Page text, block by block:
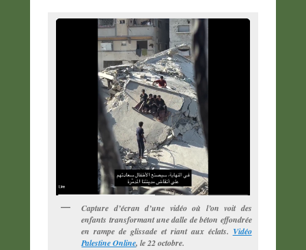
Capture d’écran d’une vidéo où l’on voit des
enfants transformant une dalle de béton effondrée
en rampe de glissade et riant aux éclats. Vidéo
Palestine Online, le 22 octobre.